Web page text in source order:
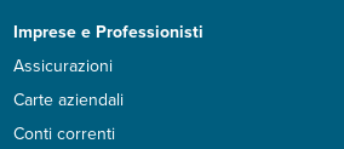
Imprese e Professionisti
Assicurazioni
Carte aziendali
Conti correnti